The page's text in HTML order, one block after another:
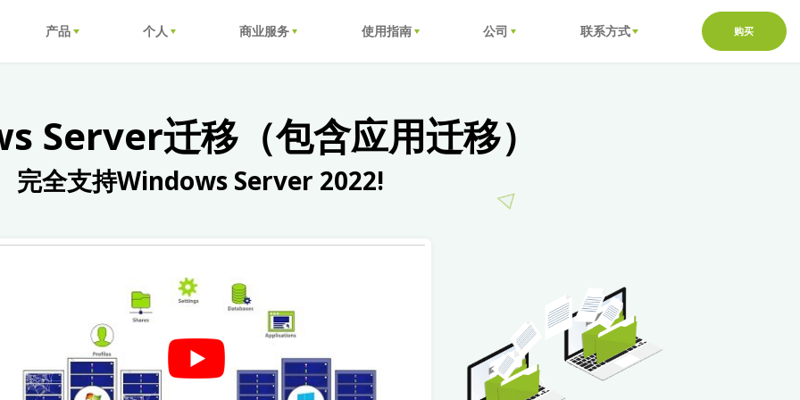
产品 个人 商业服务 使用指南 公司 联系方式 购买
Server迁移（包含应用迁移）
完全支持Windows Server 2022!